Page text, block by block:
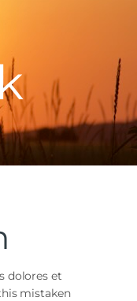
dolores et
mistaken